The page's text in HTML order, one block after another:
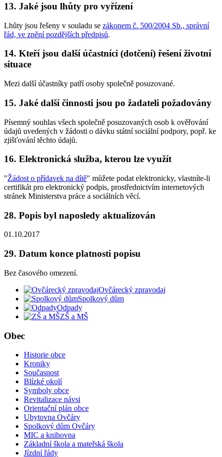
13. Jaké jsou lhůty pro vyřízení
Lhůty jsou řešeny v souladu se zákonem č. 500/2004 Sb., správní
řád, ve znění pozdějších předpisů.
14. Kteří jsou další účastníci (dotčení) řešení životní
situace
Mezi další účastníky patří osoby společně posuzované.
15. Jaké další činnosti jsou po žadateli požadovány
Písemný souhlas všech společně posuzovaných osob k ověřování
údajů uvedených v žádosti o dávku státní sociální podpory, popř. ke
zjišťování těchto údajů.
16. Elektronická služba, kterou lze využít
"Žádost o přídavek na dítě" můžete podat elektronicky, vlastníte-li
certifikát pro elektronický podpis, prostřednictvím internetových
stránek Ministerstva práce a sociálních věcí.
28. Popis byl naposledy aktualizován
01.10.2017
29. Datum konce platnosti popisu
Bez časového omezení.
Ovčárecký zpravodaj
Spolkový dům
Odpady
ZŠ a MŠ
Obec
Historie obce
Kroniky
Současnost
Blízké okolí
Symboly obce
Revitalizace návsi
Orientační plán obce
Ubytovna Ovčáry
Spolkový dům Ovčáry
MIC a knihovna
Základní škola a mateřská škola
Jízdní řády